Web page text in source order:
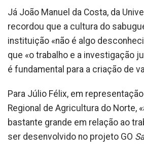
Já João Manuel da Costa, da
recordou que a cultura do
instituição «não é algo
que «o trabalho e a investigação
é fundamental para a criação de
Para Júlio Félix, em
Regional de Agricultura do Norte,
bastante grande em relação ao
ser desenvolvido no projeto GO